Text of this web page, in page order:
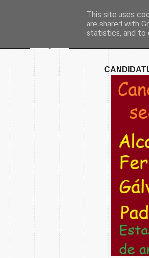
This site uses
are shared with
statistics, and to